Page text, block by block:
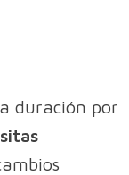
duración por